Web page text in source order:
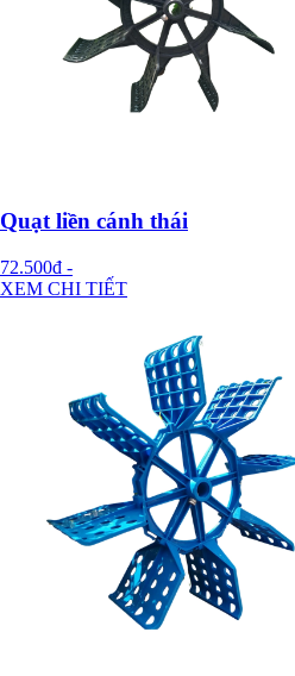
Quạt liền cánh thái
72.500đ -
XEM CHI TIẾT